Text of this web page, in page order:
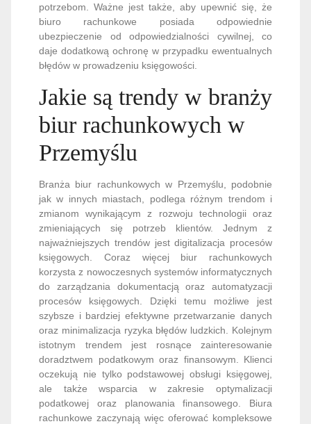
potrzebom. Ważne jest także, aby upewnić się, że
biuro rachunkowe posiada odpowiednie
ubezpieczenie od odpowiedzialności cywilnej, co
daje dodatkową ochronę w przypadku ewentualnych
błędów w prowadzeniu księgowości.
Jakie są trendy w branży
biur rachunkowych w
Przemyślu
Branża biur rachunkowych w Przemyślu, podobnie
jak w innych miastach, podlega różnym trendom i
zmianom wynikającym z rozwoju technologii oraz
zmieniających się potrzeb klientów. Jednym z
najważniejszych trendów jest digitalizacja procesów
księgowych. Coraz więcej biur rachunkowych
korzysta z nowoczesnych systemów informatycznych
do zarządzania dokumentacją oraz automatyzacji
procesów księgowych. Dzięki temu możliwe jest
szybsze i bardziej efektywne przetwarzanie danych
oraz minimalizacja ryzyka błędów ludzkich. Kolejnym
istotnym trendem jest rosnące zainteresowanie
doradztwem podatkowym oraz finansowym. Klienci
oczekują nie tylko podstawowej obsługi księgowej,
ale także wsparcia w zakresie optymalizacji
podatkowej oraz planowania finansowego. Biura
rachunkowe zaczynają więc oferować kompleksowe